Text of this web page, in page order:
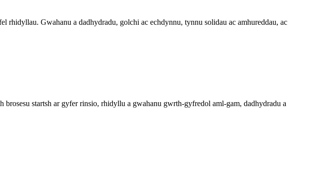
Gwahanu a dadhydradu, golchi ac echdynnu, tynnu solidau ac amhureddau, ac
startsh ar gyfer rinsio, rhidyllu a gwahanu gwrth-gyfredol aml-gam, dadhydradu a